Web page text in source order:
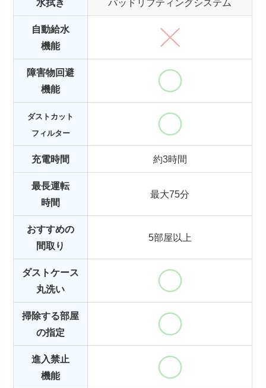
水拭き パッドリフティングシステム
自動給水
機能
障害物回避
機能
ダストカット
フィルター
充電時間 約3時間
最長運転
時間
最大75分
おすすめの
間取り
5部屋以上
ダストケース
丸洗い
掃除する部屋
の指定
進入禁止
機能